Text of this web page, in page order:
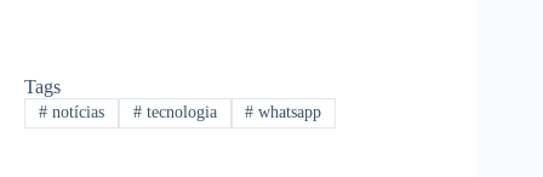
Tags
#notícias #tecnologia # whatsapp